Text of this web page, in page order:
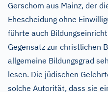
Gerschom aus Mainz, der
Ehescheidung ohne
führte auch
Gegensatz zur christlichen
allgemeine Bildungsgrad
lesen. Die jüdischen
solche Autorität, dass sie